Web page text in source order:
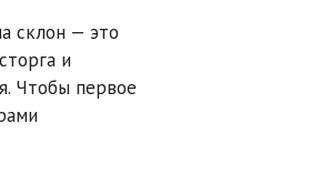
склон — это
и
Чтобы первое